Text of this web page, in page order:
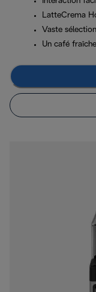
LatteCrema
Vaste
Un café